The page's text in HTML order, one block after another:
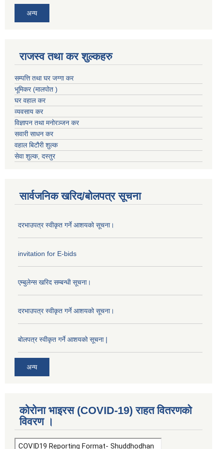
अन्य
राजस्व तथा कर शुल्कहरु
सम्पत्ति तथा घर जग्गा कर
भूमिकर (मालपोत )
घर वहाल कर
व्यवसाय कर
विज्ञापन तथा मनोरञ्जन कर
सवारी साधन कर
वहाल बिटौरी शुल्क
सेवा शुल्क, दस्तुर
सार्वजनिक खरिद/बोलपत्र सूचना
दरभाउपत्र स्वीकृत गर्ने आशयको सूचना।
invitation for E-bids
एम्बुलेन्स खरिद सम्बन्धी सूचना।
दरभाउपत्र स्वीकृत गर्ने आशयको सूचना।
बोलपत्र स्वीकृत गर्ने आशयको सूचना |
अन्य
कोरोना भाइरस (COVID-19) राहत वितरणको
विवरण ।